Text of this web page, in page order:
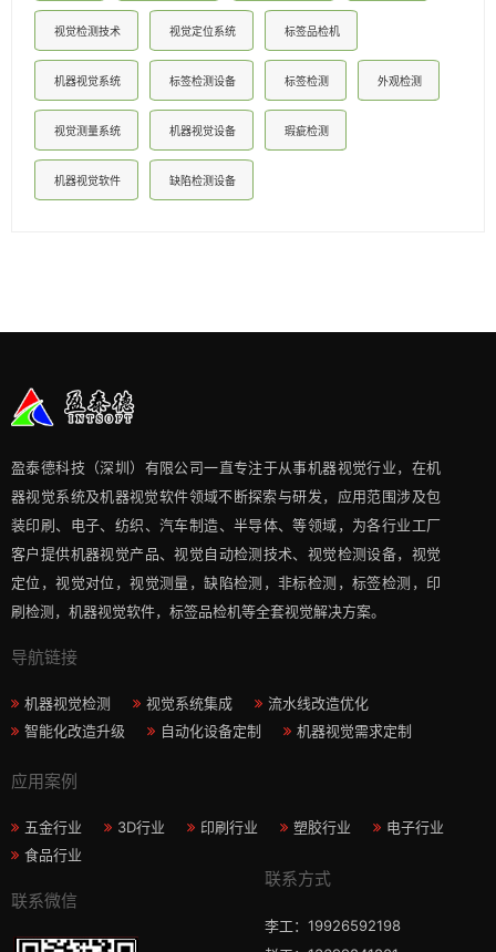
视觉检测技术 视觉定位系统 标签品检机
机器视觉系统 标签检测设备 标签检测 外观检测
视觉测量系统 机器视觉设备 瑕疵检测
机器视觉软件 缺陷检测设备
盈泰德科技（深圳）有限公司一直专注于从事机器视觉行业，在机
器视觉系统及机器视觉软件领域不断探索与研发​，应用范围涉及包
装印刷、电子、纺织、汽车制造、半导体、等领域，为各行业工厂
客户提供机器视觉产品、视觉自动检测技术、视觉检测设备，视觉
定位，视觉对位，视觉测量，缺陷检测，非标检测，标签检测，印
刷检测，机器视觉软件，标签品检机等​全套视觉解决方案​。
导航链接
机器视觉检测 视觉系统集成
流水线改造优化
智能化改造升级
自动化设备定制 机器视觉需求定制
应用案例
五金行业 3D行业 印刷行业 塑胶行业
电子行业
食品行业
联系微信
联系方式
李工：19926592198